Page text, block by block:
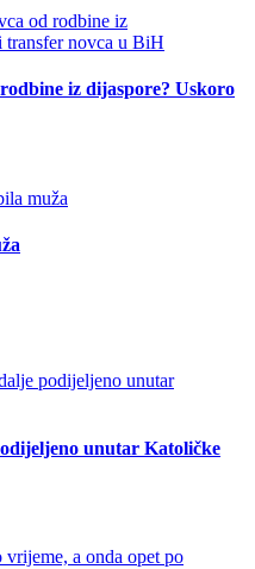
iz dijaspore? Uskoro
unutar Katoličke